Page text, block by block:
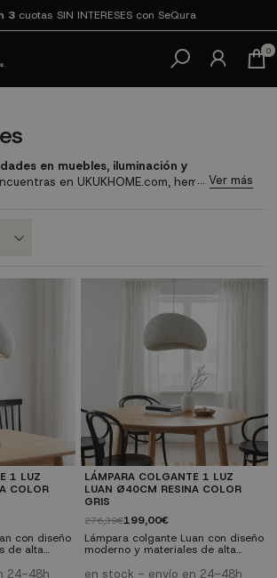
3cuotas SIN INTERESES con SeQura
0
en muebles, iluminación y
en UKUKHOME.com, hemos
llevarte a casa todas las
y muebles al mejor precio con
1 LUZ
COLOR
con diseño
de alta
salones,
24-48h
LÁMPARA COLGANTE 1 LUZ
LUAN Ø40CM RESINA COLOR
GRIS
276,39€199,00€
Lámpara colgante Luan con diseño
moderno y materiales de alta
estándar. Perfecta para salones,
en stock - envío en 24-48h